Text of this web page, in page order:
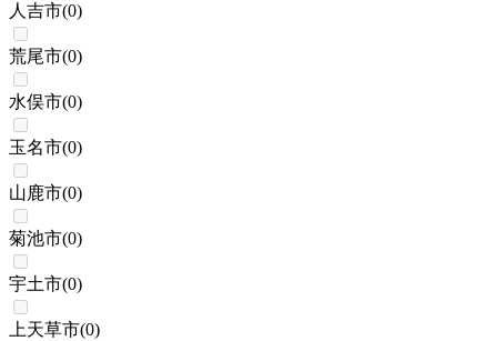
人吉市(0)
荒尾市(0)
水俣市(0)
玉名市(0)
山鹿市(0)
菊池市(0)
宇土市(0)
上天草市(0)